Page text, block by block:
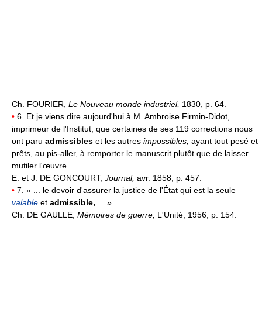
Ch. FOURIER, Le Nouveau monde industriel, 1830, p. 64.
• 6. Et je viens dire aujourd'hui à M. Ambroise Firmin-Didot,
imprimeur de l'Institut, que certaines de ses 119 corrections nous
ont paru admissibles et les autres impossibles, ayant tout pesé et
prêts, au pis-aller, à remporter le manuscrit plutôt que de laisser
mutiler l'œuvre.
E. et J. DE GONCOURT, Journal, avr. 1858, p. 457.
• 7. « ... le devoir d'assurer la justice de l'État qui est la seule
valable et admissible, ... »
Ch. DE GAULLE, Mémoires de guerre, L'Unité, 1956, p. 154.